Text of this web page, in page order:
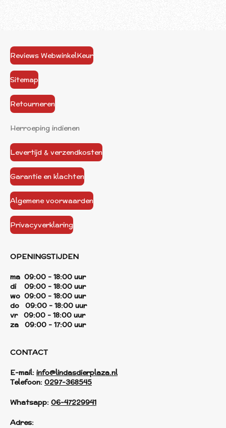
Reviews WebwinkelKeur
Sitemap
Retourneren
Herroeping indienen
Levertijd & verzendkosten
Garantie en klachten
Algemene voorwaarden
Privacyverklaring
OPENINGSTIJDEN
ma 09:00 - 18:00 uur
di 09:00 - 18:00 uur
wo 09:00 - 18:00 uur
do 09:00 - 18:00 uur
vr 09:00 - 18:00 uur
za 09:00 - 17:00 uur
CONTACT
E-mail: info@lindasdierplaza.nl
Telefoon: 0297-368545
Whatsapp: 06-47229941
Adres: